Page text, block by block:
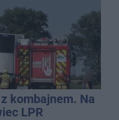
kombajnem. Na
LPR